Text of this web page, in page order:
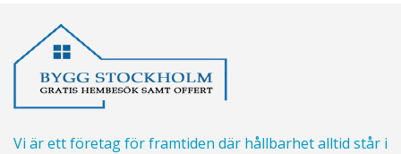
Vi är ett företag för framtiden där hållbarhet alltid står i